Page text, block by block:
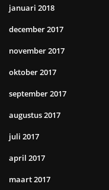
januari 2018
december 2017
november 2017
oktober 2017
september 2017
augustus 2017
juli 2017
april 2017
maart 2017